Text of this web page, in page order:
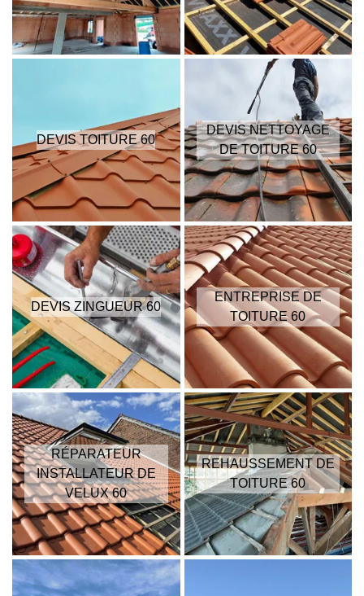
DEVIS TOITURE 60
DEVIS NETTOYAGE
DE TOITURE 60
DEVIS ZINGUEUR 60
ENTREPRISE DE
TOITURE 60
RÉPARATEUR
INSTALLATEUR DE
VELUX 60
REHAUSSEMENT DE
TOITURE 60